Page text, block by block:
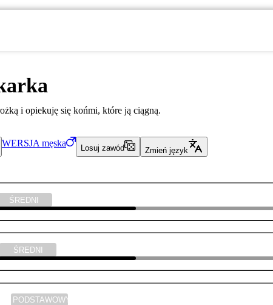
i opiekuję się końmi, które ją ciągną.
WERSJA męska
Losuj zawód Zmień język
ŚREDNI
ŚREDNI
PODSTAWOWY